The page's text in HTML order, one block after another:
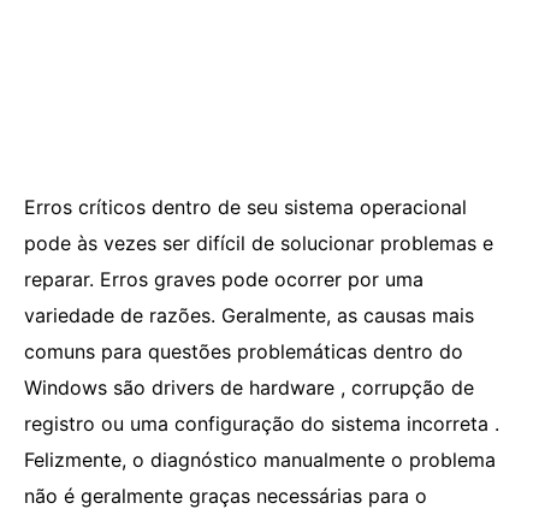
Erros críticos dentro de seu sistema operacional
pode às vezes ser difícil de solucionar problemas e
reparar. Erros graves pode ocorrer por uma
variedade de razões. Geralmente, as causas mais
comuns para questões problemáticas dentro do
Windows são drivers de hardware , corrupção de
registro ou uma configuração do sistema incorreta .
Felizmente, o diagnóstico manualmente o problema
não é geralmente graças necessárias para o